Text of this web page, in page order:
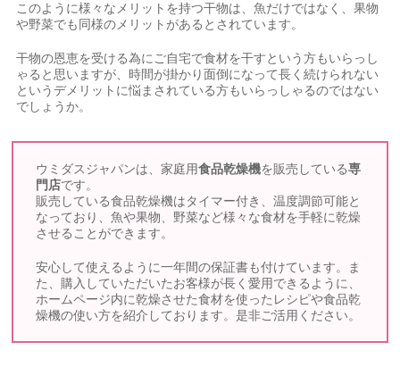
このように様々なメリットを持つ干物は、魚だけではなく、果物
や野菜でも同様のメリットがあるとされています。
干物の恩恵を受ける為にご自宅で食材を干すという方もいらっし
ゃると思いますが、時間が掛かり面倒になって長く続けられない
というデメリットに悩まされている方もいらっしゃるのではない
でしょうか。
ウミダスジャパンは、家庭用食品乾燥機を販売している専
門店です。
販売している食品乾燥機はタイマー付き、温度調節可能と
なっており、魚や果物、野菜など様々な食材を手軽に乾燥
させることができます。
安心して使えるように一年間の保証書も付けています。ま
た、購入していただいたお客様が長く愛用できるように、
ホームページ内に乾燥させた食材を使ったレシピや食品乾
燥機の使い方を紹介しております。是非ご活用ください。